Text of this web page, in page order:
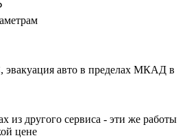
авто в пределах МКАД в
из другого сервиса - эти же работы
цене